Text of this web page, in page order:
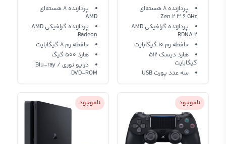
سری اس Microsoft XBOX
SERIES S
پردازنده 8 هسته‌ای
Zen 2 3.6 GHz
پردازنده گرافیکی AMD
RDNA 2
حافظه رم 10 گیگابایت
هارد دیسک 512
گیگابایت
سه عدد پورت USB
گیگابایت Playstation 4
پردازنده 8 هسته‌ای
AMD‌
پردازنده گرافیکی AMD
Radeon
حافظه رم 8 گیگابایت
هارد 500 گیگ
درایو نوری Blu-ray /
DVD-ROM
ناموجود ناموجود